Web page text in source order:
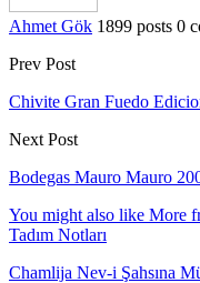
Ahmet Gök 1899 posts 0
Prev Post
Chivite Gran Fuedo
Next Post
Bodegas Mauro Mauro
You might also like More
Tadım Notları
Chamlija Nev-i Şahsına